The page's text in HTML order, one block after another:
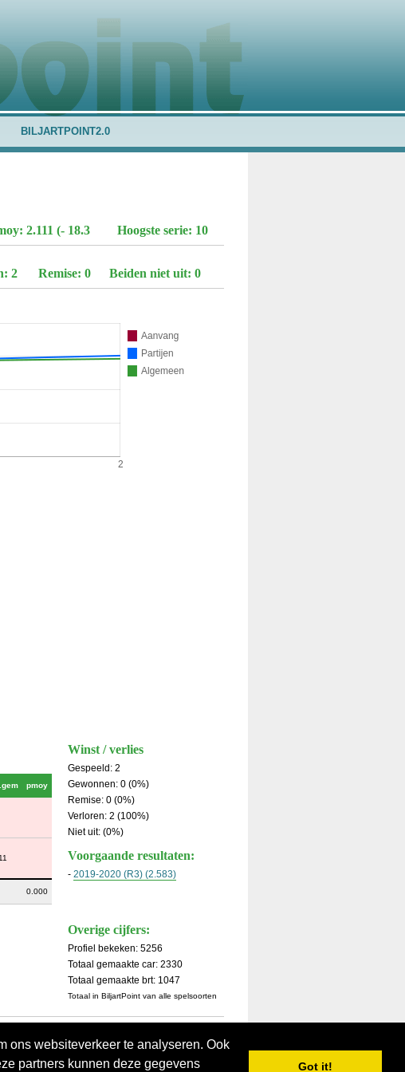
ons websiteverkeer te analyseren. Ook
partners kunnen deze gegevens
Got it!
BILJARTPOINT2.0
2.111 (- 18.3 Hoogste serie: 10
2 Remise: 0 Beiden niet uit: 0
pmoy
0.000
Winst / verlies
Gespeeld: 2
Gewonnen: 0 (0%)
Remise: 0 (0%)
Verloren: 2 (100%)
Niet uit: (0%)
Voorgaande resultaten:
- 2019-2020 (R3) (2.583)
Overige cijfers:
Profiel bekeken: 5256
Totaal gemaakte car: 2330
Totaal gemaakte brt: 1047
Totaal in BiljartPoint van alle spelsoorten